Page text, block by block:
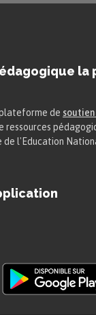
la
de
ressources
de l'Education